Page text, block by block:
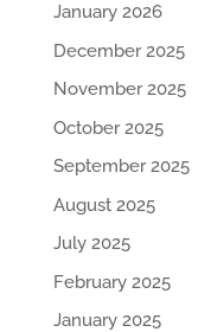
January 2026
December 2025
November 2025
October 2025
September 2025
August 2025
July 2025
February 2025
January 2025